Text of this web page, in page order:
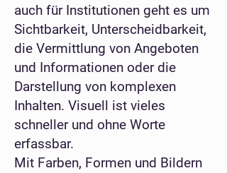
auch für Institutionen geht es um
Sichtbarkeit, Unterscheidbarkeit,
die Vermittlung von Angeboten
und Informationen oder die
Darstellung von komplexen
Inhalten. Visuell ist vieles
schneller und ohne Worte
erfassbar.
Mit Farben, Formen und Bildern